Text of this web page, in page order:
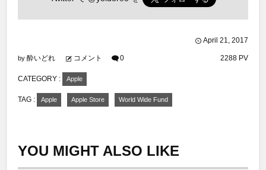
April 21, 2017
by 酔いどれ コメント 0 2288 PV
CATEGORY : Apple
TAG : Apple Apple Store World Wide Fund
YOU MIGHT ALSO LIKE